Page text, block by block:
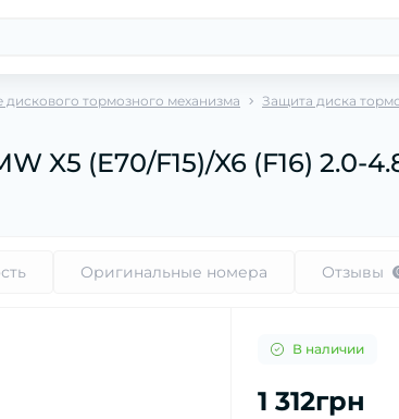
тормозного механизма
Защита диска
X5 (E70/F15)/X6 (F16) 2.0-
Оригинальные номера Отзывы
В наличии
1 312грн